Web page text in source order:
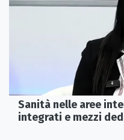
Sanità nelle aree
integrati e mezzi